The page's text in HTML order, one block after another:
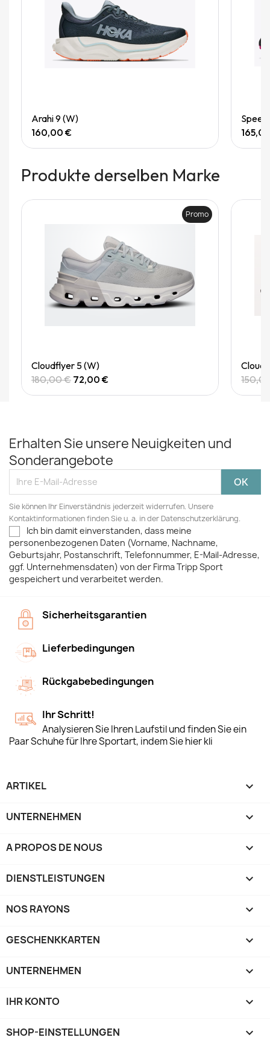
Arahi 9 (W)
160,00 €
Produkte derselben Marke
Quick View
Promo
Cloudflyer 5 (W)
180,00 € 72,00 €
Erhalten Sie unsere Neuigkeiten und
Sonderangebote
Sie können Ihr Einverständnis jederzeit widerrufen. Unsere
Kontaktinformationen finden Sie u. a. in der Datenschutzerklärung.
Ich bin damit einverstanden, dass meine
personenbezogenen Daten (Vorname, Nachname,
Geburtsjahr, Postanschrift, Telefonnummer, E-Mail-Adresse,
ggf. Unternehmensdaten) von der Firma Tripp Sport
gespeichert und verarbeitet werden.
Sicherheitsgarantien
Lieferbedingungen
Rückgabebedingungen
Ihr Schritt!
Analysieren Sie Ihren Laufstil und finden Sie ein
Paar Schuhe für Ihre Sportart, indem Sie hier kli
ARTIKEL 
UNTERNEHMEN 
A PROPOS DE NOUS 
DIENSTLEISTUNGEN 
NOS RAYONS 
GESCHENKKARTEN 
UNTERNEHMEN 
IHR KONTO 
SHOP-EINSTELLUNGEN keyboard_arrow_down